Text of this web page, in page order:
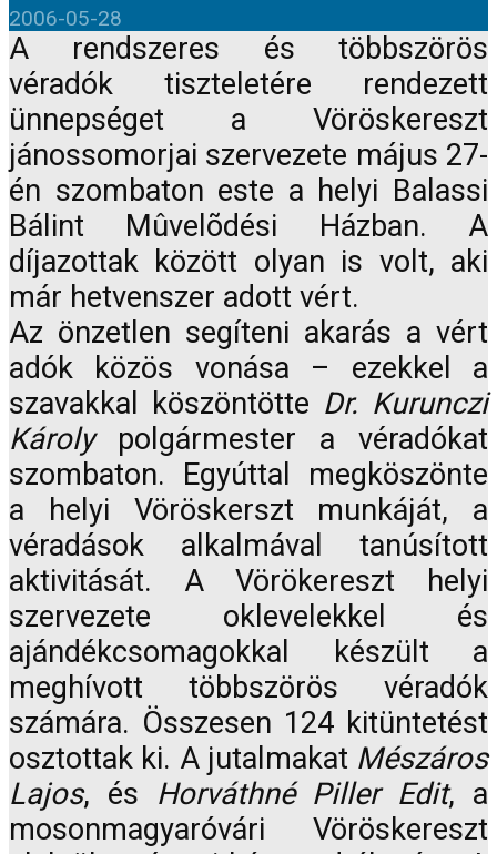
2006-05-28
A rendszeres és többszörös
véradók tiszteletére rendezett
ünnepséget a Vöröskereszt
jánossomorjai szervezete május 27-
én szombaton este a helyi Balassi
Bálint Mûvelõdési Házban. A
díjazottak között olyan is volt, aki
már hetvenszer adott vért.
Az önzetlen segíteni akarás a vért
adók közös vonása – ezekkel a
szavakkal köszöntötte Dr. Kurunczi
Károlypolgármester a véradókat
szombaton. Egyúttal megköszönte
a helyi Vöröskerszt munkáját, a
véradások alkalmával tanúsított
aktivitását. A Vörökereszt helyi
szervezete oklevelekkel és
ajándékcsomagokkal készült a
meghívott többszörös véradók
számára. Összesen 124 kitüntetést
osztottak ki. A jutalmakat Mészáros
Lajos, és Horváthné Piller Edit, a
mosonmagyaróvári Vöröskereszt